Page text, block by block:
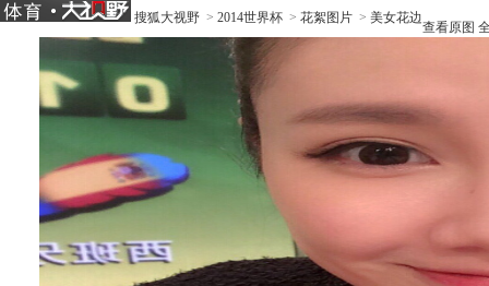
搜狐大视野 > 2014世界杯 > 花絮图片 > 美女花边
查看原图